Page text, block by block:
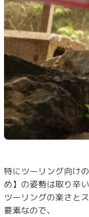
特にツーリング向け
め】の姿勢は取り辛い
ツーリングの楽さと
要素なので、